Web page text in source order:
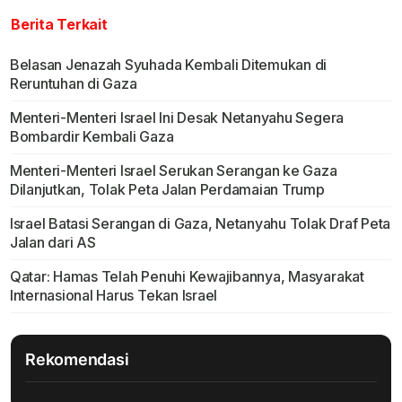
Berita Terkait
Belasan Jenazah Syuhada Kembali Ditemukan di
Reruntuhan di Gaza
Menteri-Menteri Israel Ini Desak Netanyahu Segera
Bombardir Kembali Gaza
Menteri-Menteri Israel Serukan Serangan ke Gaza
Dilanjutkan, Tolak Peta Jalan Perdamaian Trump
Israel Batasi Serangan di Gaza, Netanyahu Tolak Draf Peta
Jalan dari AS
Qatar: Hamas Telah Penuhi Kewajibannya, Masyarakat
Internasional Harus Tekan Israel
Rekomendasi